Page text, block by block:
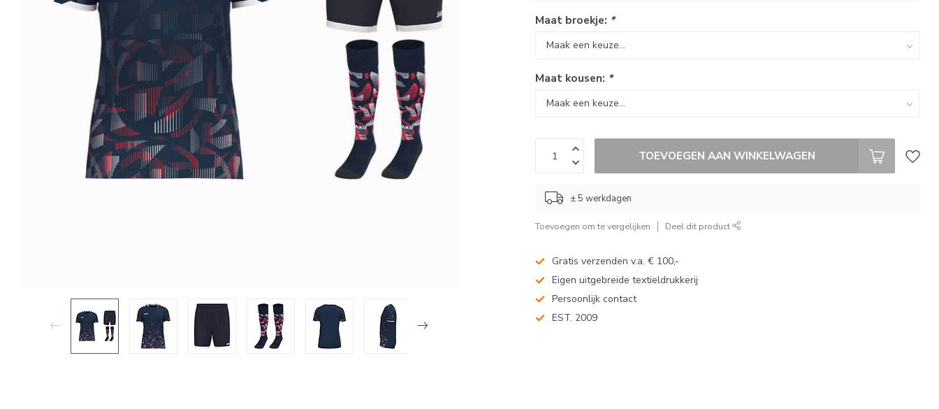
Maat broekje: *
Maat kousen: *
TOEVOEGEN AAN WINKELWAGEN
± 5 werkdagen
Toevoegen om te vergelijken Deel dit product
Gratis verzenden v.a. € 100,-
Eigen uitgebreide textieldrukkerij
Persoonlijk contact
EST. 2009